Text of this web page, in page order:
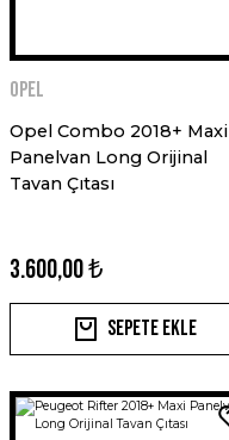
Opel
Opel Combo 2018+ Maxi
Panelvan Long Orijinal
Tavan Çıtası
3.600,00 ₺
Sepete Ekle